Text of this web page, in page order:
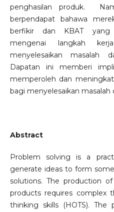
penghasilan produk.
berpendapat bahawa
berfikir dan KBAT yang
mengenai langkah
menyelesaikan masalah
Dapatan ini memberi
memperoleh dan
bagi menyelesaikan masalah
Abstract
Problem solving is a
generate ideas to form
solutions. The production
products requires complex
thinking skills (HOTS).